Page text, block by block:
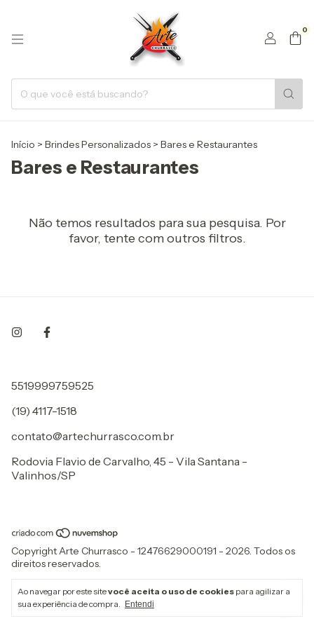
0
Ao navegar por este sitevocê aceita o uso de cookies para agilizar a
sua experiência de compra.
Entendi
Início > Brindes Personalizados > Bares e Restaurantes
Bares e Restaurantes
Não temos resultados para sua pesquisa. Por
favor, tente com outros filtros.
5519999759525
(19) 4117-1518
contato@artechurrasco.com.br
Rodovia Flavio de Carvalho, 45 - Vila Santana -
Valinhos/SP
Copyright Arte Churrasco - 12476629000191 - 2026. Todos os
direitos reservados.